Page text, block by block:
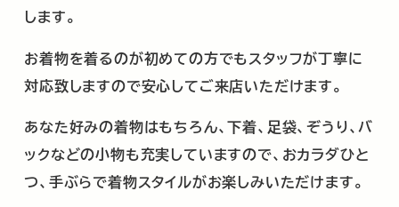
します。
お着物を着るのが初めての方でもスタッフが丁寧に
対応致しますので安心してご来店いただけます。
あなた好みの着物はもちろん、下着、足袋、ぞうり、バ
ックなどの小物も充実していますので、おカラダひと
つ、手ぶらで着物スタイルがお楽しみいただけます。